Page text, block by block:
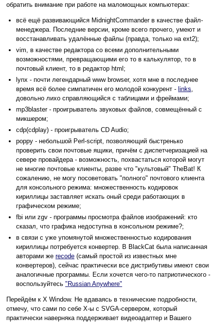
обратить внимание при работе на маломощных компьютерах:
всё ещё развивающийся MidnightCommander в качестве файл-
менеджера. Последние версии, кроме всего прочего, умеют и
восстанавливать удалённые файлы (правда, только на ext2);
vim, в качестве редактора со всеми дополнительными
возможностями, превращающими его то в калькулятор, то в
почтовый клиент, то в редактор html;
lynx - почти легендарный www browser, хотя мне в последнее
время всё более симпатичен его молодой конкурент - links,
довольно лихо справляющийся с таблицами и фреймами;
mp3blaster - проигрыватель звуковых файлов, совмещённый с
микшером;
cdp(cdplay) - проигрыватель CD Audio;
poppy - небольшой Perl-script, позволяющий быстренько
проверить свои почтовые ящики, причём с диспетчеризацией на
севере провайдера - возможность, похвастаться которой могут
не многие почтовые клиенты, разве что "культовый" TheBat! К
сожалению, не могу посоветовать "полного" почтового клиента
для консольного режима: множественность кодировок
кириллицы заставляет искать оный среди работающих в
графическом режиме;
fbi или zgv - программы просмотра файлов изображений: кто
сказал, что графика недоступна в консольном режиме?;
в связи с уже упомянутой множественностью кодирования
кириллицы потребуется конвертер. В BlackCat была написанная
авторами же recode (самый простой из известных мне
конвертеров), сейчас практически все дистрибутивы имеют свои
аналогичные программы. Если хочется чего-то патриотического -
воспользуйтесь "Russian Anywhere"
Перейдём к X Window. Не вдаваясь в технические подробности,
отмечу, что сами по себе Х-ы с SVGA-сервером, который
практически наверняка поддерживает видеоадаптер и Вашего